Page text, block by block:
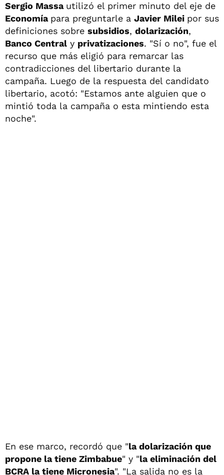
Sergio Massa utilizó el primer minuto del eje de
Economía para preguntarle a Javier Milei por sus
definiciones sobre subsidios, dolarización,
Banco Central y privatizaciones. "Sí o no", fue el
recurso que más eligió para remarcar las
contradicciones del libertario durante la
campaña. Luego de la respuesta del candidato
libertario, acotó: "Estamos ante alguien que o
mintió toda la campaña o esta mintiendo esta
noche".
En ese marco, recordó que "la dolarización que
propone la tiene Zimbabue" y "la eliminación del
BCRA la tiene Micronesia". "La salida no es la